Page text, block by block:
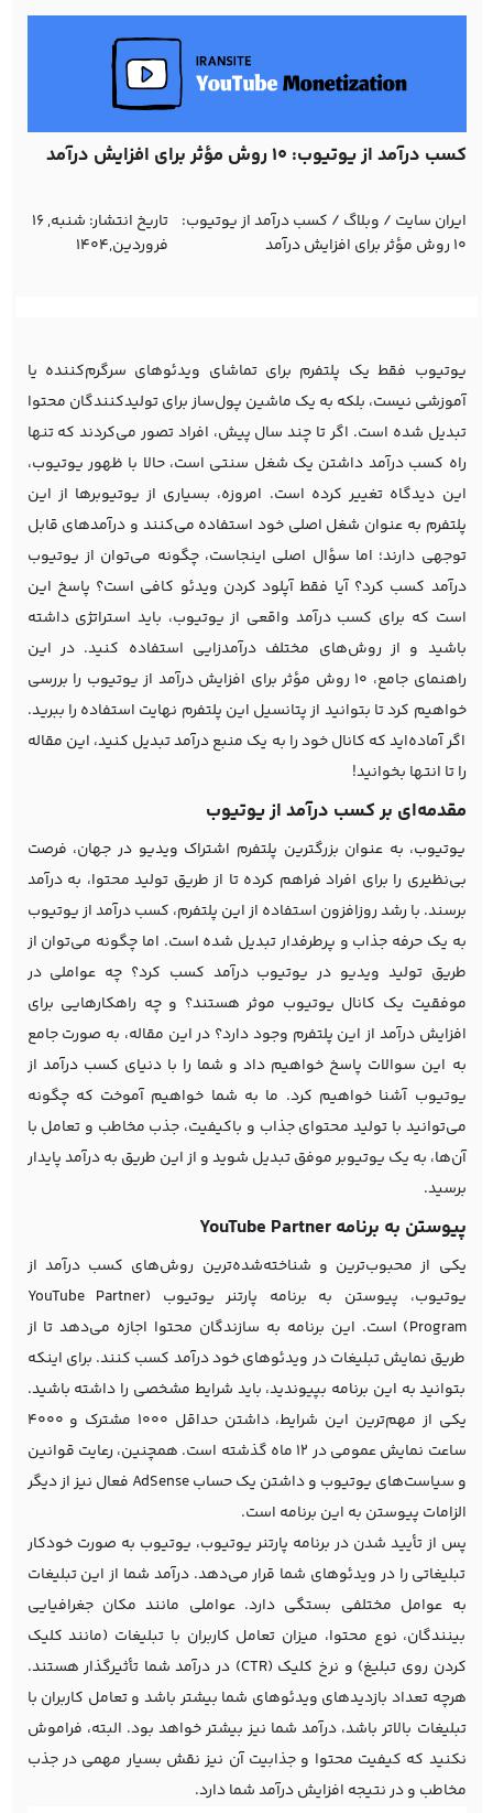
کسب درآمد از یوتیوب: ۱۰ روش مؤثر برای افزایش درآمد
ایران سایت / وبلاگ / کسب درآمد از یوتیوب:
۱۰ روش مؤثر برای افزایش درآمد
تاریخ انتشار:
شنبه, 16
فروردین,1404
یوتیوب فقط یک پلتفرم برای تماشای ویدئوهای سرگرم‌کننده یا
آموزشی نیست، بلکه به یک ماشین پول‌ساز برای تولیدکنندگان محتوا
تبدیل شده است. اگر تا چند سال پیش، افراد تصور می‌کردند که تنها
راه کسب درآمد داشتن یک شغل سنتی است، حالا با ظهور یوتیوب،
این دیدگاه تغییر کرده است. امروزه، بسیاری از یوتیوبرها از این
پلتفرم به عنوان شغل اصلی خود استفاده می‌کنند و درآمدهای قابل
توجهی دارند؛ اما سؤال اصلی اینجاست، چگونه می‌توان از یوتیوب
درآمد کسب کرد؟ آیا فقط آپلود کردن ویدئو کافی است؟ پاسخ این
است که برای کسب درآمد واقعی از یوتیوب، باید استراتژی داشته
باشید و از روش‌های مختلف درآمدزایی استفاده کنید. در این
راهنمای جامع، ۱۰ روش مؤثر برای افزایش درآمد از یوتیوب را بررسی
خواهیم کرد تا بتوانید از پتانسیل این پلتفرم نهایت استفاده را ببرید.
اگر آماده‌اید که کانال خود را به یک منبع درآمد تبدیل کنید، این مقاله
را تا انتها بخوانید!
مقدمه‌ای بر کسب درآمد از یوتیوب
یوتیوب، به عنوان بزرگترین پلتفرم اشتراک ویدیو در جهان، فرصت
بی‌نظیری را برای افراد فراهم کرده تا از طریق تولید محتوا، به درآمد
برسند. با رشد روزافزون استفاده از این پلتفرم، کسب درآمد از یوتیوب
به یک حرفه جذاب و پرطرفدار تبدیل شده است. اما چگونه می‌توان از
طریق تولید ویدیو در یوتیوب درآمد کسب کرد؟ چه عواملی در
موفقیت یک کانال یوتیوب موثر هستند؟ و چه راهکارهایی برای
افزایش درآمد از این پلتفرم وجود دارد؟ در این مقاله، به صورت جامع
به این سوالات پاسخ خواهیم داد و شما را با دنیای کسب درآمد از
یوتیوب آشنا خواهیم کرد. ما به شما خواهیم آموخت که چگونه
می‌توانید با تولید محتوای جذاب و باکیفیت، جذب مخاطب و تعامل با
آن‌ها، به یک یوتیوبر موفق تبدیل شوید و از این طریق به درآمد پایدار
برسید.
پیوستن به برنامه YouTube Partner
یکی از محبوب‌ترین و شناخته‌شده‌ترین روش‌های کسب درآمد از
یوتیوب، پیوستن به برنامه پارتنر یوتیوب (YouTube Partner
Program) است. این برنامه به سازندگان محتوا اجازه می‌دهد تا از
طریق نمایش تبلیغات در ویدئوهای خود درآمد کسب کنند. برای اینکه
بتوانید به این برنامه بپیوندید، باید شرایط مشخصی را داشته باشید.
یکی از مهم‌ترین این شرایط، داشتن حداقل ۱۰۰۰ مشترک و ۴۰۰۰
ساعت نمایش عمومی در ۱۲ ماه گذشته است. همچنین، رعایت قوانین
و سیاست‌های یوتیوب و داشتن یک حساب AdSense فعال نیز از دیگر
الزامات پیوستن به این برنامه است.
پس از تأیید شدن در برنامه پارتنر یوتیوب، یوتیوب به صورت خودکار
تبلیغاتی را در ویدئوهای شما قرار می‌دهد. درآمد شما از این تبلیغات
به عوامل مختلفی بستگی دارد. عواملی مانند مکان جغرافیایی
بینندگان، نوع محتوا، میزان تعامل کاربران با تبلیغات (مانند کلیک
کردن روی تبلیغ) و نرخ کلیک (CTR) در درآمد شما تأثیرگذار هستند.
هرچه تعداد بازدیدهای ویدئوهای شما بیشتر باشد و تعامل کاربران با
تبلیغات بالاتر باشد، درآمد شما نیز بیشتر خواهد بود. البته، فراموش
نکنید که کیفیت محتوا و جذابیت آن نیز نقش بسیار مهمی در جذب
مخاطب و در نتیجه افزایش درآمد شما دارد.